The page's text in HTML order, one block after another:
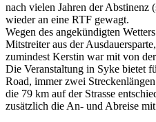
nach vielen Jahren der Abstinenz
wieder an eine RTF gewagt.
Wegen des angekündigten
Mitstreiter aus der
zumindest Kerstin war mit von
Die Veranstaltung in Syke bietet
Road, immer zwei
die 79 km auf der Strasse
zusätzlich die An- und Abreise